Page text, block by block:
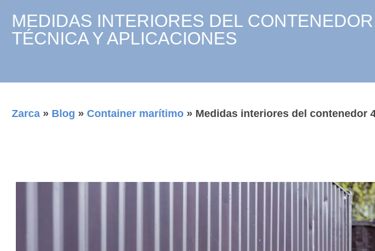
MEDIDAS INTERIORES DEL
TÉCNICA Y APLICACIONES
Zarca » Blog » Container marítimo » Medidas interiores del contenedor